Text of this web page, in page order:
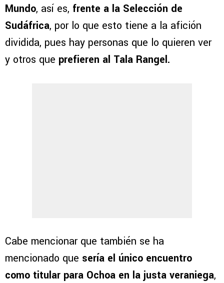
Mundo, así es, frente a la Selección de
Sudáfrica, por lo que esto tiene a la afición
dividida, pues hay personas que lo quieren ver
y otros que prefieren al Tala Rangel.
Cabe mencionar que también se ha
mencionado que sería el único encuentro
como titular para Ochoa en la justa veraniega,